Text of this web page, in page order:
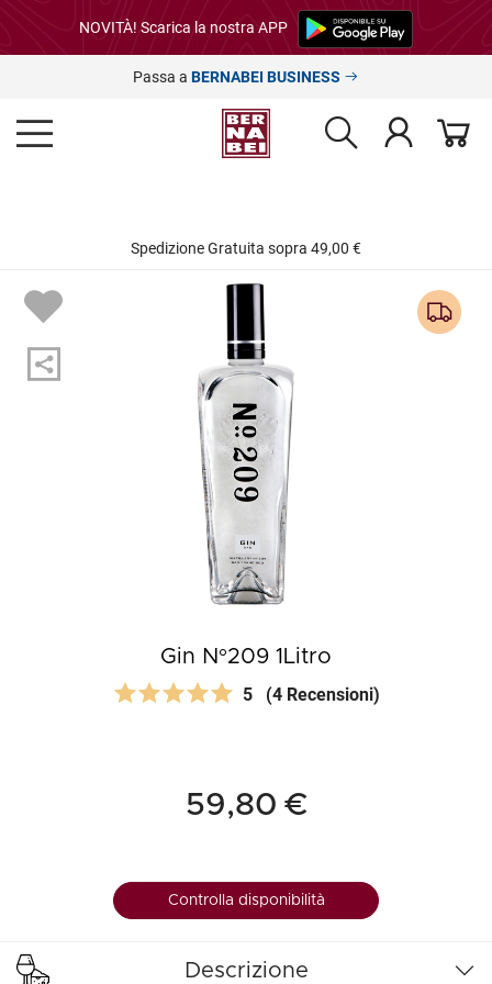
NOVITÀ! Scarica la nostra APP
Passa a BERNABEI BUSINESS
Spedizione Gratuita sopra 49,00 €
Gin N°209 1Litro
5 (4 Recensioni)
59,80 €
Controlla disponibilità
Descrizione